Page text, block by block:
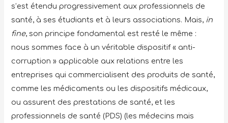
s’est étendu progressivement aux professionnels de
santé, à ses étudiants et à leurs associations. Mais, in
fine, son principe fondamental est resté le même :
nous sommes face à un véritable dispositif « anti-
corruption » applicable aux relations entre les
entreprises qui commercialisent des produits de santé,
comme les médicaments ou les dispositifs médicaux,
ou assurent des prestations de santé, et les
professionnels de santé (PDS) (les médecins mais